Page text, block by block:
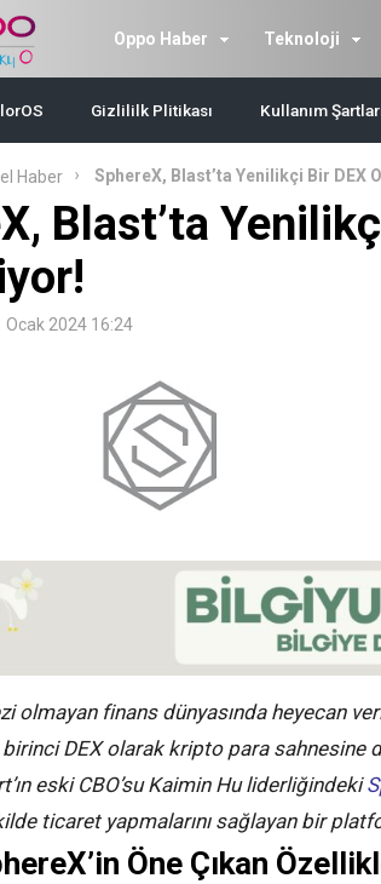
Oppo Haber Teknoloji
Gizlililk Plitikası Kullanım
Haber SphereX, Blast’ta Yenilikçi Bir DEX
Blast’ta
2024 16:24
olmayan finans dünyasında heyecan
DEX olarak kripto para sahnesine
eski CBO’su Kaimin Hu liderliğindeki
ticaret yapmalarını sağlayan bir
Öne Çıkan